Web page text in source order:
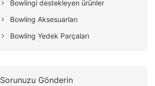
Bowlingi destekleyen ürünler
Bowling Aksesuarları
Bowling Yedek Parçaları
Sorunuzu Gönderin